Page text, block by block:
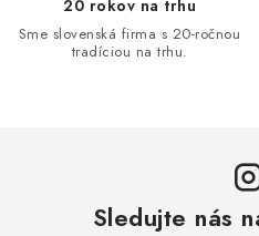
20 rokov na trhu
Sme slovenská firma s 20-ročnou
tradíciou na trhu.
Sledujte nás